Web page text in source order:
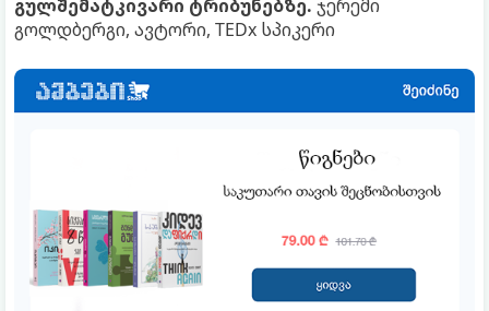
გულშემატკივარი ტრიბუნებზე. ჯერემი
გოლდბერგი, ავტორი, TEDx სპიკერი